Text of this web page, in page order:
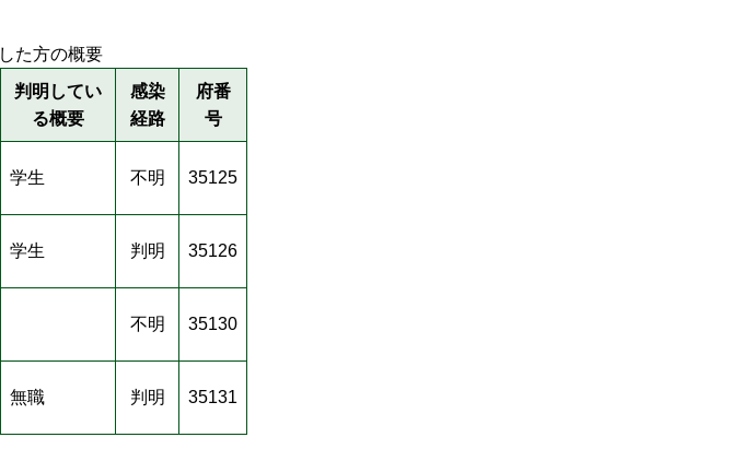
た方の概要
判明してい
る概要
感染
経路
府番
号
学生 不明 35125
学生 判明 35126
不明 35130
無職 判明 35131